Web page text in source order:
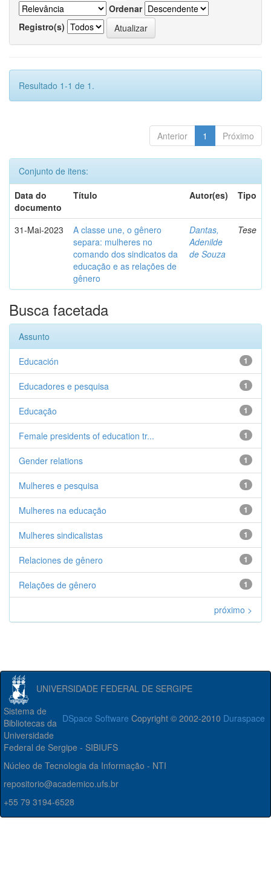
Ordenar
Registro(s)
Resultado 1-1 de 1.
Anterior 1 Próximo
Conjunto de itens:
Data do
documento
Título Autor(es) Tipo
31-Mai-2023
A classe une, o gênero
separa: mulheres no
comando dos sindicatos da
educação e as relações de
gênero
Dantas,
Adenilde
de Souza
Tese
Busca facetada
Assunto
1
Educación
1
Educadores e pesquisa
1
Educação
1
Female presidents of education tr...
1
Gender relations
1
Mulheres e pesquisa
1
Mulheres na educação
1
Mulheres sindicalistas
1
Relaciones de gênero
1
Relações de gênero
próximo >
UNIVERSIDADE FEDERAL DE SERGIPE
DSpace Software Copyright © 2002-2010 Duraspace
Sistema de
Bibliotecas da
Universidade
Federal de Sergipe - SIBIUFS
Núcleo de Tecnologia da Informação - NTI
repositorio@academico.ufs.br
+55 79 3194-6528